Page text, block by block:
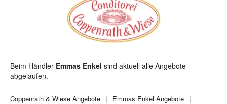
Beim Händler Emmas Enkel sind aktuell alle Angebote
abgelaufen.
Coppenrath & Wiese Angebote Emmas Enkel Angebote